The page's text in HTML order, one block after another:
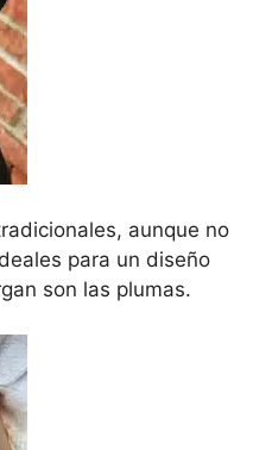
aunque no
para un diseño
son las plumas.